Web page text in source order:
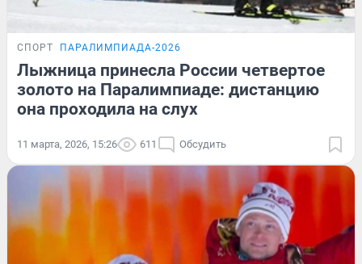
СПОРТ ПАРАЛИМПИАДА-2026
Лыжница принесла России четвертое
золото на Паралимпиаде: дистанцию
она проходила на слух
11 марта, 2026, 15:26 611 Обсудить